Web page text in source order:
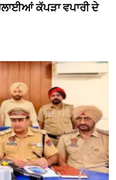
ਕੱਪੜਾ ਵਪਾਰੀ ਦੇ